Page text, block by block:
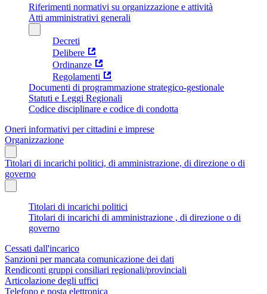
Riferimenti normativi su organizzazione e attività
Atti amministrativi generali
Decreti
Delibere
Ordinanze
Regolamenti
Documenti di programmazione strategico-gestionale
Statuti e Leggi Regionali
Codice disciplinare e codice di condotta
Oneri informativi per cittadini e imprese
Organizzazione
Titolari di incarichi politici, di amministrazione, di direzione o di
governo
Titolari di incarichi politici
Titolari di incarichi di amministrazione , di direzione o di
governo
Cessati dall'incarico
Sanzioni per mancata comunicazione dei dati
Rendiconti gruppi consiliari regionali/provinciali
Articolazione degli uffici
Telefono e posta elettronica